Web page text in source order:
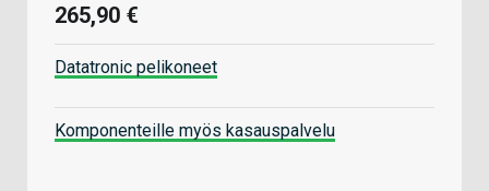
265,90 €
Datatronic pelikoneet
Komponenteille myös kasauspalvelu